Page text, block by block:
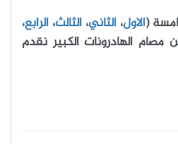
(الاول، الثاني، الثالث، الرابع،
الهادرونات الكبير نقدم